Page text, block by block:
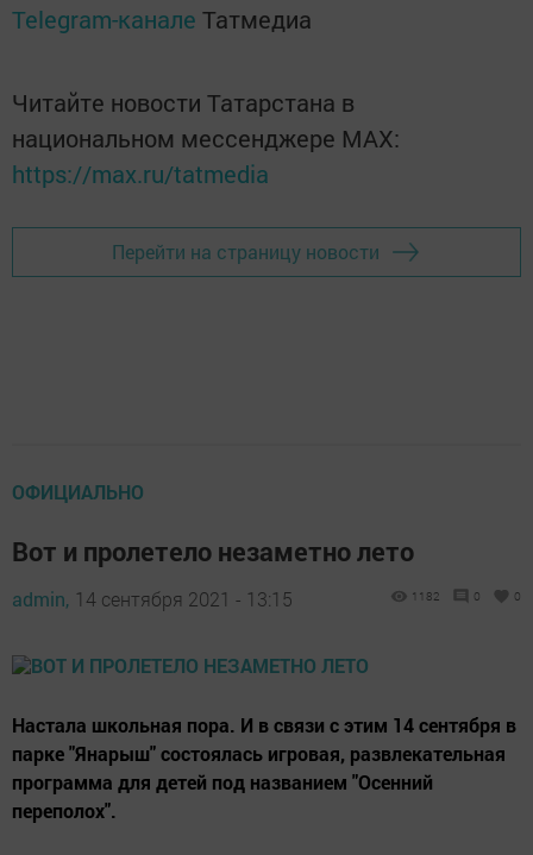
Telegram-канале Татмедиа
Читайте новости Татарстана в
национальном мессенджере MАХ:
https://max.ru/tatmedia
Перейти на страницу новости
ОФИЦИАЛЬНО
Вот и пролетело незаметно лето
admin, 14 сентября 2021 - 13:15 1182 0 0
Настала школьная пора. И в связи с этим 14 сентября в
парке "Янарыш" состоялась игровая, развлекательная
программа для детей под названием "Осенний
переполох".